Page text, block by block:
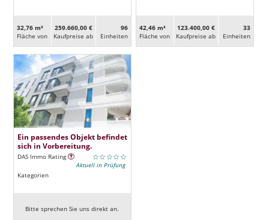
32,76 m²
Fläche von
259.660,00 €
Kaufpreise ab
96
Ein­heiten
42,46 m²
Fläche von
123.400,00 €
Kaufpreise ab
33
Ein­heiten
Ein passendes Objekt befindet
sich in Vorbereitung.
DAS Immo Rating
Aktuell in Prüfung
Kategorien
Bitte sprechen Sie uns direkt an.